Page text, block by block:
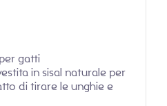
gatti
in sisal naturale per
di tirare le unghie e